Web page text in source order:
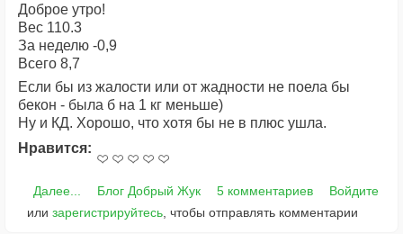
Доброе утро!
Вес 110.3
За неделю -0,9
Всего 8,7
Если бы из жалости или от жадности не поела бы
бекон - была б на 1 кг меньше)
Ну и КД. Хорошо, что хотя бы не в плюс ушла.
Нравится:
Далее... Блог Добрый Жук 5 комментариев
Войдите
или зарегистрируйтесь , чтобы отправлять комментарии